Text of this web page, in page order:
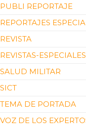
PUBLI REPORTAJE
REPORTAJES
REVISTA
REVISTAS-ESPECIALES
SALUD MILITAR
SICT
TEMA DE PORTADA
VOZ DE LOS